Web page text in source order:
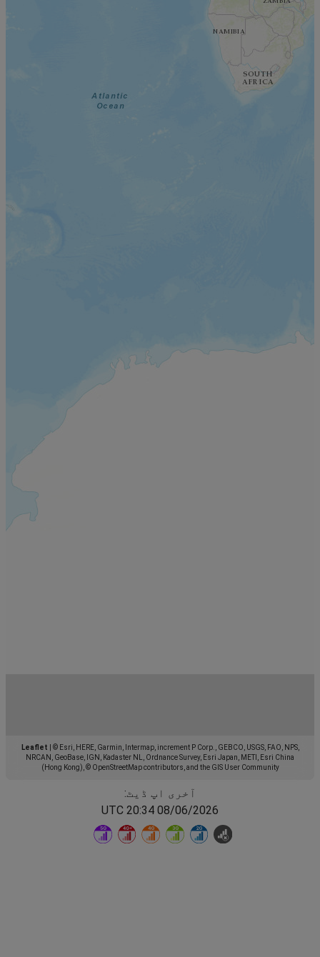
Leaflet
© Esri, HERE, Garmin, Intermap, increment P Corp., GEBCO, USGS, FAO, NPS,
NRCAN, GeoBase, IGN, Kadaster NL, Ordnance Survey, Esri Japan, METI, Esri China
(Hong Kong), © OpenStreetMap contributors, and the GIS User Community
آخری اپ ڈیٹ:
08/06/2026 20:34 UTC